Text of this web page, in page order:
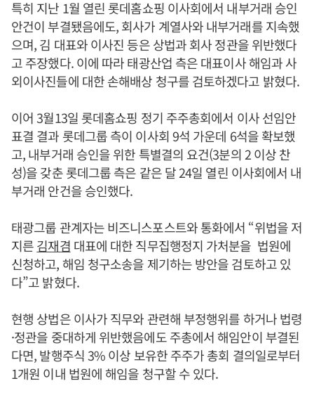
특히 지난 1월 열린 롯데홈쇼핑 이사회에서 내부거래 승인
안건이 부결됐음에도, 회사가 계열사와 내부거래를 지속했
으며, 김 대표와 이사진 등은 상법과 회사 정관을 위반했다
고 주장했다. 이에 따라 태광산업 측은 대표이사 해임과 사
외이사진들에 대한 손해배상 청구를 검토하겠다고 밝혔다.
이어 3월13일 롯데홈쇼핑 정기 주주총회에서 이사 선임안
표결 결과 롯데그룹 측이 이사회 9석 가운데 6석을 확보했
고, 내부거래 승인을 위한 특별결의 요건(3분의 2 이상 찬
성)을 갖춘 롯데그룹 측은 같은 달 24일 열린 이사회에서 내
부거래 안건을 승인했다.
태광그룹 관계자는 비즈니스포스트와 통화에서 “위법을 저
지른김재겸 대표에 대한 직무집행정지 가처분을 법원에
신청하고, 해임 청구소송을 제기하는 방안을 검토하고 있
다”고 밝혔다.
현행 상법은 이사가 직무와 관련해 부정행위를 하거나 법령
·정관을 중대하게 위반했음에도 주총에서 해임안이 부결된
다면, 발행주식 3% 이상 보유한 주주가 총회 결의일로부터
1개원 이내 법원에 해임을 청구할 수 있다.